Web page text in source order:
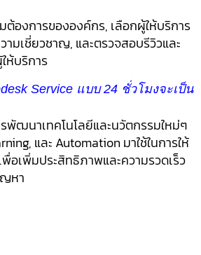
ต้องการขององค์กร, เลือกผู้ให้บริการ
มเชี่ยวชาญ, และตรวจสอบรีวิวและ
ห้บริการ
Service แบบ 24 ชั่วโมงจะเป็น
พัฒนาเทคโนโลยีและนวัตกรรมใหม่ๆ
และ Automation มาใช้ในการให้
อเพิ่มประสิทธิภาพและความรวดเร็ว
หา